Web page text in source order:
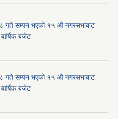
८ गते सम्पन भएको १५ ‍‍‍औ नगरसभाबाट
बजेट
८ गते सम्पन भएको १५ ‍‍‍औ नगरसभाबाट
बजेट